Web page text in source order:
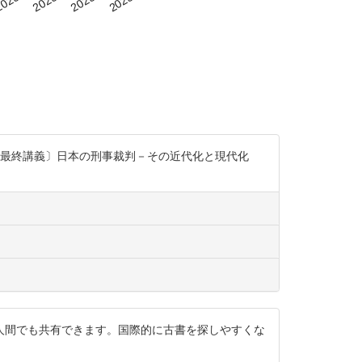
終講義〕日本の刑事裁判－その近代化と現代化
でも共有できます。国際的に古書を探しやすくな